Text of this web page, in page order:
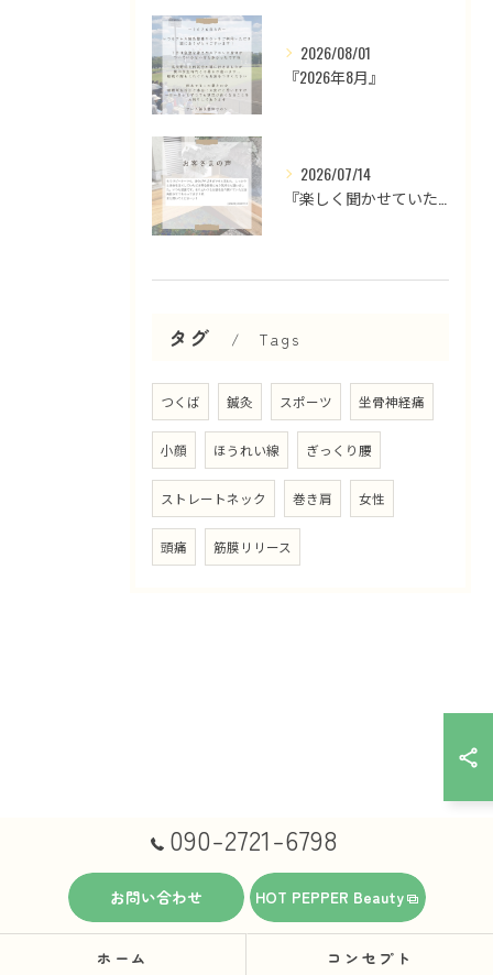
2026/08/01
『2026年8月』
2026/07/14
タグ Tags
つくば 鍼灸 スポーツ 坐骨神経痛
小顔 ほうれい線 ぎっくり腰
ストレートネック 巻き肩 女性
頭痛 筋膜リリース
090-2721-6798
お問い合わせ HOT PEPPER Beauty
ホーム コンセプト